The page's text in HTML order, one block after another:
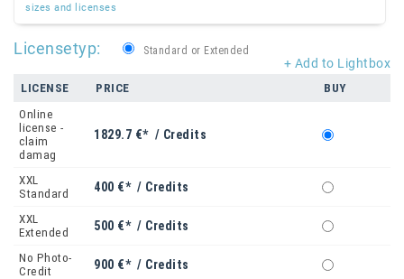
sizes and licenses
+ Add to Lightbox
Licensetyp: Standard or Extended
LICENSE PRICE
BUY
Online
license -
claim
damag
1829.7 €* / Credits
XXL
Standard
400 €* / Credits
XXL
Extended
500 €* / Credits
No Photo-
Credit
900 €* / Credits